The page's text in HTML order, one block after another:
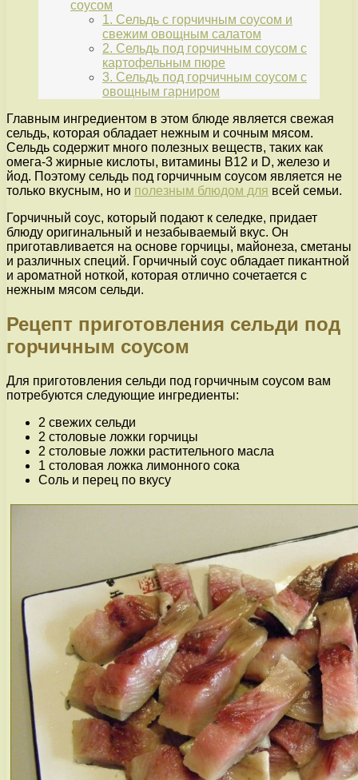
соусом
1. Сельдь с горчичным соусом и
свежим овощным салатом
2. Сельдь под горчичным соусом с
картофельным пюре
3. Сельдь под горчичным соусом с
овощным гарниром
Главным ингредиентом в этом блюде является свежая
сельдь, которая обладает нежным и сочным мясом.
Сельдь содержит много полезных веществ, таких как
омега-3 жирные кислоты, витамины B12 и D, железо и
йод. Поэтому сельдь под горчичным соусом является не
только вкусным, но и полезным блюдом для всей семьи.
Горчичный соус, который подают к селедке, придает
блюду оригинальный и незабываемый вкус. Он
приготавливается на основе горчицы, майонеза, сметаны
и различных специй. Горчичный соус обладает пикантной
и ароматной ноткой, которая отлично сочетается с
нежным мясом сельди.
Рецепт приготовления сельди под
горчичным соусом
Для приготовления сельди под горчичным соусом вам
потребуются следующие ингредиенты:
2 свежих сельди
2 столовые ложки горчицы
2 столовые ложки растительного масла
1 столовая ложка лимонного сока
Соль и перец по вкусу